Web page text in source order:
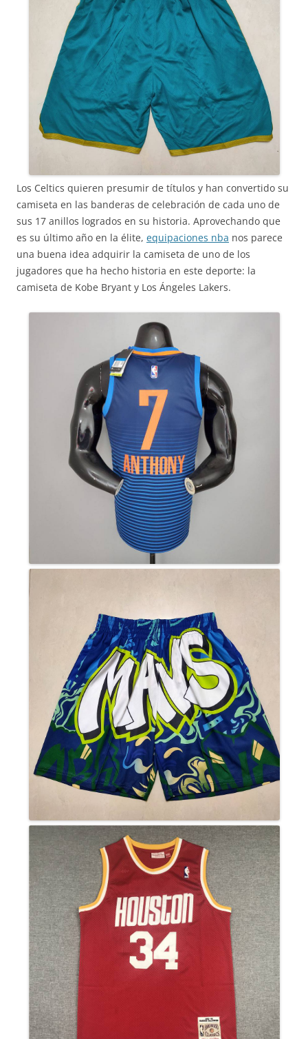
Los Celtics quieren presumir de títulos y han convertido su
camiseta en las banderas de celebración de cada uno de
sus 17 anillos logrados en su historia. Aprovechando que
es su último año en la élite, equipaciones nba nos parece
una buena idea adquirir la camiseta de uno de los
jugadores que ha hecho historia en este deporte: la
camiseta de Kobe Bryant y Los Ángeles Lakers.